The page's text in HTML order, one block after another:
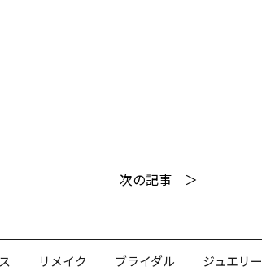
次の記事 ＞
リメイク ブライダル ジュエリー